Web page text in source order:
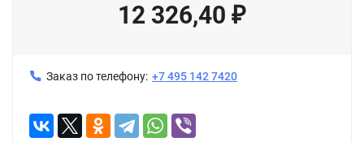
12 326,40 ₽
Заказ по телефону: +7 495 142 7420